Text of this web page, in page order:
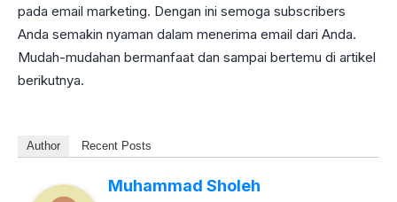
pada email marketing. Dengan ini semoga subscribers
Anda semakin nyaman dalam menerima email dari Anda.
Mudah-mudahan bermanfaat dan sampai bertemu di artikel
berikutnya.
Author Recent Posts
Muhammad Sholeh